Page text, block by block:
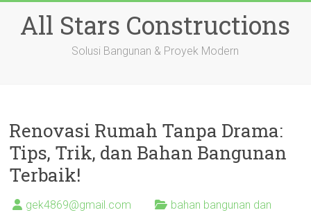
contentAll Stars Constructions
Solusi Bangunan & Proyek Modern
Renovasi Rumah Tanpa Drama:
Tips, Trik, dan Bahan Bangunan
Terbaik!
gek4869@gmail.com bahan bangunan dan